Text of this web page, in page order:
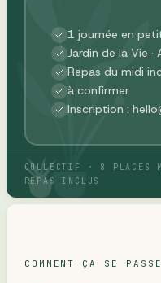
1 journée en
Jardin de la Vie
Repas du midi
à confirmer
Inscription :
COLLECTIF · 8 PLACES
REPAS INCLUS
COMMENT ÇA SE PASSE